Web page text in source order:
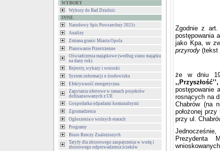
WYBORY
Wybory do Rad Dzielnic
INNE
Narodowy Spis Powszechny 2021r.
Analizy
Zmiana granic Miasta Opola
Planowanie Przestrzenne
Oświadczenia majątkowe (według stanu majątku
na dany rok)
Rejestry, wykazy i wnioski
System informacji o środowisku
Efektywność energetyczna
Zapytania ofertowe w ramach projektów
dofinansowanych z UE
Gospodarka odpadami komunalnymi
Zgromadzenia
Ogłoszenia o wolnych etatach
Programy
Biuro Rzeczy Znalezionych
Tatyfy dla zbiorowego zaopatrzenia w wodę i
zbiorowego odprowadzenia ścieków
Zgodnie z
postępowania
jako Kpa, w
przyrody (tekst
że w dniu
postępowanie
rosnących na
Chabrów (na
położonej
przy ul.
Prezydenta